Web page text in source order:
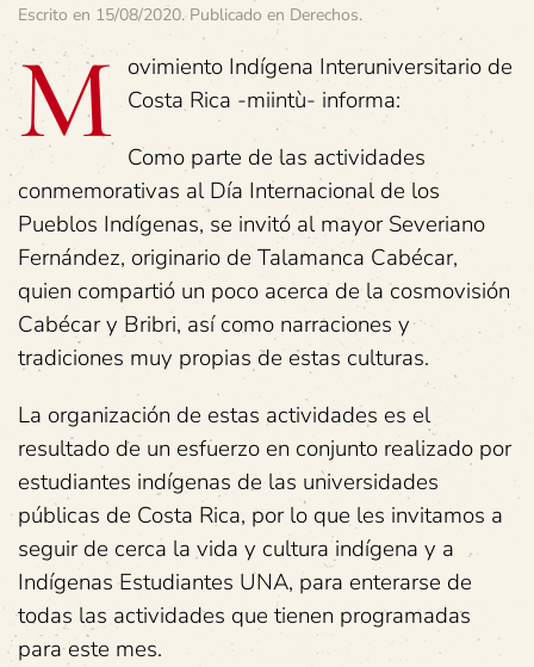
Escrito en 15/08/2020. Publicado en Derechos.
M ovimiento Indígena Interuniversitario de
Costa Rica -miintù- informa:
Como parte de las actividades
conmemorativas al Día Internacional de los
Pueblos Indígenas, se invitó al mayor Severiano
Fernández, originario de Talamanca Cabécar,
quien compartió un poco acerca de la cosmovisión
Cabécar y Bribri, así como narraciones y
tradiciones muy propias de estas culturas.
La organización de estas actividades es el
resultado de un esfuerzo en conjunto realizado por
estudiantes indígenas de las universidades
públicas de Costa Rica, por lo que les invitamos a
seguir de cerca la vida y cultura indígena y a
Indígenas Estudiantes UNA, para enterarse de
todas las actividades que tienen programadas
para este mes.